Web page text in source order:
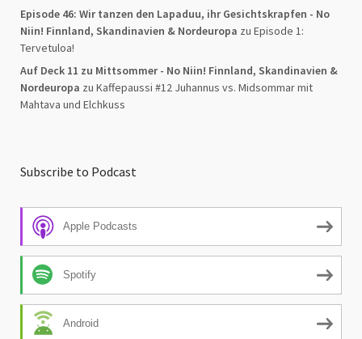
Episode 46: Wir tanzen den Lapaduu, ihr Gesichtskrapfen - No
Niin! Finnland, Skandinavien & Nordeuropa zu Episode 1:
Tervetuloa!
Auf Deck 11 zu Mittsommer - No Niin! Finnland, Skandinavien &
Nordeuropa zu Kaffepaussi #12 Juhannus vs. Midsommar mit
Mahtava und Elchkuss
Subscribe to Podcast
Apple Podcasts
Spotify
Android